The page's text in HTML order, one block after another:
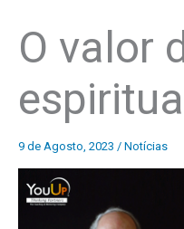
O valor
9 de Agosto, 2023 / Notícias